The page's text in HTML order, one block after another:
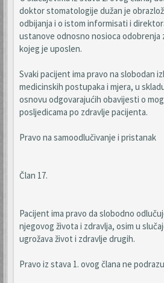
doktor stomatologije dužan je
odbijanja i o istom informisati i
ustanove odnosno nosioca odobrenja
kojeg je uposlen.
Svaki pacijent ima pravo na slobodan
medicinskih postupaka i mjera, u
osnovu odgovarajućih obavijesti o
posljedicama po zdravlje pacijenta.
Pravo na samoodlučivanje i pristanak
Član 17.
Pacijent ima pravo da slobodno
njegovog života i zdravlja, osim u
ugrožava život i zdravlje drugih.
Pravo iz stava 1. ovog člana ne